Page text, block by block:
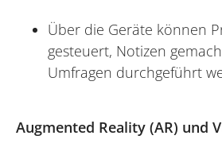
Über die Geräte können
gesteuert, Notizen
Umfragen durchgeführt
Augmented Reality (AR) und